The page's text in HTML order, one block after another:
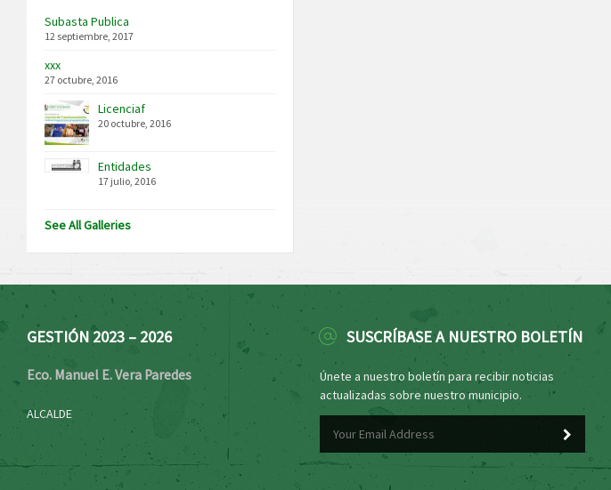
Subasta Publica
12 septiembre, 2017
xxx
27 octubre, 2016
Licenciaf
20 octubre, 2016
Entidades
17 julio, 2016
See All Galleries
GESTIÓN 2023 – 2026
Eco. Manuel E. Vera Paredes
ALCALDE
SUSCRÍBASE A NUESTRO BOLETÍN
Únete a nuestro boletín para recibir noticias
actualizadas sobre nuestro municipio.